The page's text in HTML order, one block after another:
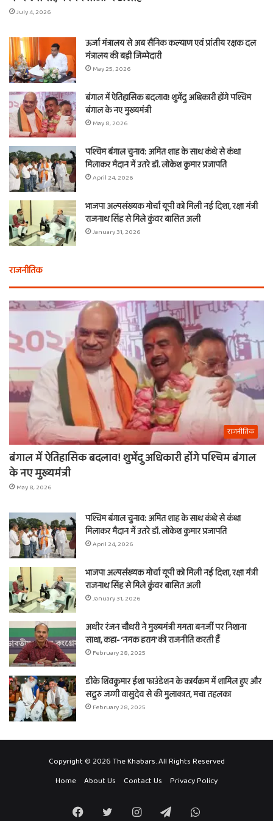
July 4, 2026
ऊर्जा मंत्रालय से अब सैनिक कल्याण एवं प्रांतीय रक्षक दल
मंत्रालय की बड़ी जिम्मेदारी
May 25, 2026
बंगाल में ऐतिहासिक बदलाव! शुभेंदु अधिकारी होंगे पश्चिम
बंगाल के नए मुख्यमंत्री
May 8, 2026
पश्चिम बंगाल चुनाव: अमित शाह के साथ कंधे से कंधा
मिलाकर मैदान में उतरे डॉ. लोकेश कुमार प्रजापति
April 24, 2026
भाजपा अल्पसंख्यक मोर्चा यूपी को मिली नई दिशा, रक्षा मंत्री
राजनाथ सिंह से मिले कुंवर बासित अली
January 31, 2026
राजनीतिक
राजनीतिक
बंगाल में ऐतिहासिक बदलाव! शुभेंदु अधिकारी होंगे पश्चिम बंगाल
के नए मुख्यमंत्री
May 8, 2026
पश्चिम बंगाल चुनाव: अमित शाह के साथ कंधे से कंधा
मिलाकर मैदान में उतरे डॉ. लोकेश कुमार प्रजापति
April 24, 2026
भाजपा अल्पसंख्यक मोर्चा यूपी को मिली नई दिशा, रक्षा मंत्री
राजनाथ सिंह से मिले कुंवर बासित अली
January 31, 2026
अधीर रंजन चौधरी ने मुख्यमंत्री ममता बनर्जी पर निशाना
साधा, कहा- ‘नमक हराम’ की राजनीति करती हैं
February 28, 2025
डीके शिवकुमार ईशा फाउंडेशन के कार्यक्रम में शामिल हुए और
सद्गुरु जग्गी वासुदेव से की मुलाकात, मचा तहलका
February 28, 2025
Copyright © 2026 The Khabars. All Rights Reserved
Home
About Us Contact Us Privacy Policy
FacebookTwitterInstagramTelegramWhatsApp